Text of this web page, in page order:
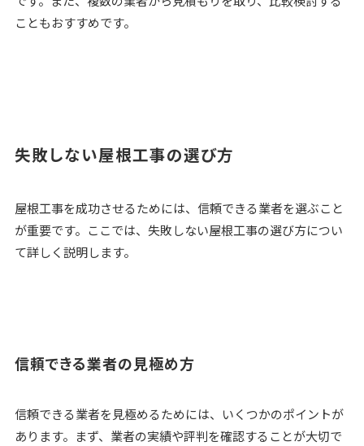
こともおすすめです。
失敗しない屋根工事の選び方
屋根工事を成功させるためには、信頼できる業者を選ぶこと
が重要です。ここでは、失敗しない屋根工事の選び方につい
て詳しく説明します。
信頼できる業者の見極め方
信頼できる業者を見極めるためには、いくつかのポイントが
あります。まず、業者の実績や評判を確認することが大切で